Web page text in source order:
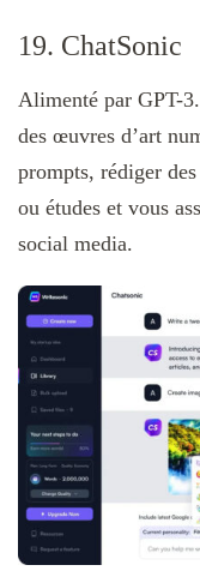
19. ChatSonic
Alimenté par GPT-
des œuvres d’art
prompts, rédiger
ou études et vous
social media.